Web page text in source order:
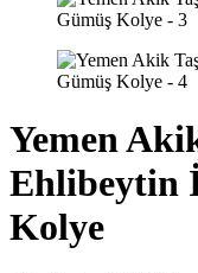
Yemen
Ehlibeytin
Kolye